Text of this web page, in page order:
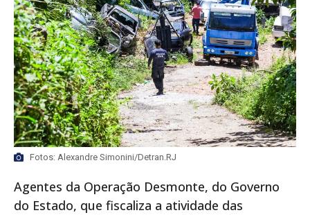
Fotos: Alexandre Simonini/Detran.RJ
Agentes da Operação Desmonte, do Governo
do Estado, que fiscaliza a atividade das